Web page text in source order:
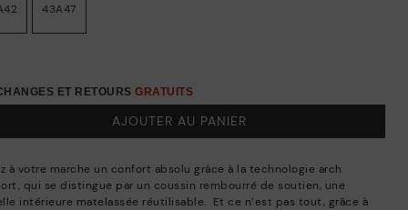
43A47
ET RETOURSGRATUITS
AJOUTER AU PANIER
à votre marche un confort absolu grâce à la technologie arch
qui se distingue par un coussin rembourré de soutien, une
intérieure matelassée réutilisable. Et ce n’est pas tout, grâce à